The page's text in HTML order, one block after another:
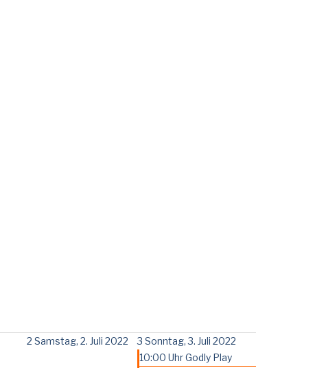
2 Samstag, 2. Juli 2022 3 Sonntag, 3. Juli 2022
10:00 Uhr Godly Play